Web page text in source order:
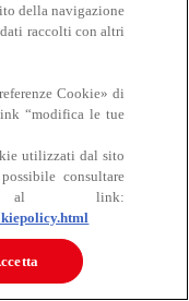
Carne
della navigazione
raccolti con altri
Cookie» di
“modifica le tue
utilizzati dal sito
consultare
al link: